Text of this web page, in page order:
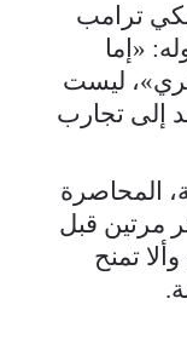
ترامب
«إما
ليست
إلى تجارب
المحاصرة
مرتين قبل
تمنح